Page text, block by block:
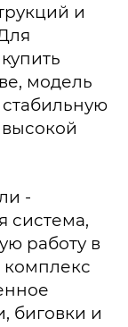
и
модель
стабильную
-
система,
работу в
биговки и